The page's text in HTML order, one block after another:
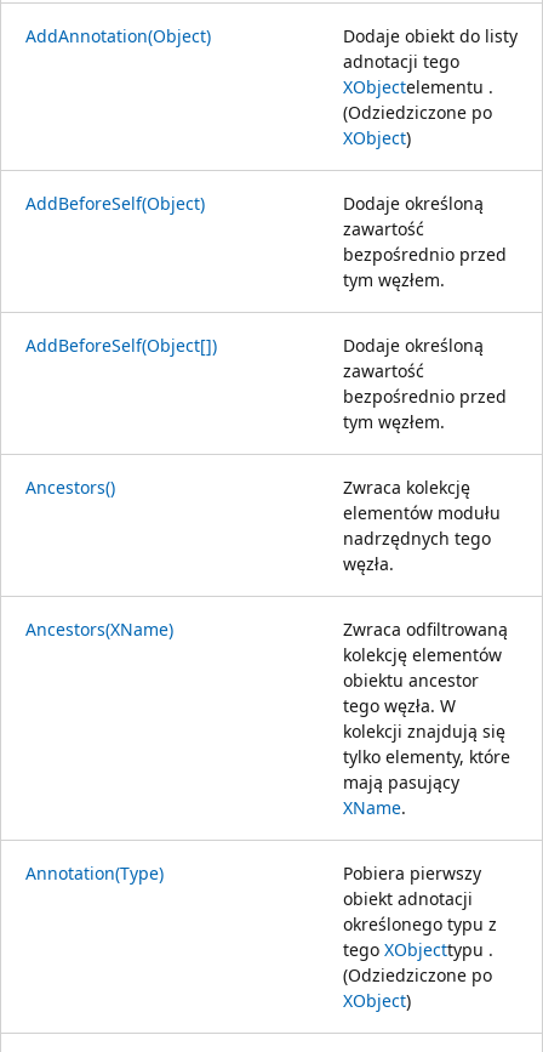
AddAnnotation(Object)
Dodaje obiekt do listy
adnotacji tego
XObjectelementu .
(Odziedziczone po
XObject)
AddBeforeSelf(Object)
Dodaje określoną
zawartość
bezpośrednio przed
tym węzłem.
AddBeforeSelf(Object[])
Dodaje określoną
zawartość
bezpośrednio przed
tym węzłem.
Ancestors()
Zwraca kolekcję
elementów modułu
nadrzędnych tego
węzła.
Ancestors(XName)
Zwraca odfiltrowaną
kolekcję elementów
obiektu ancestor
tego węzła. W
kolekcji znajdują się
tylko elementy, które
mają pasujący
XName.
Annotation(Type)
Pobiera pierwszy
obiekt adnotacji
określonego typu z
tego XObjecttypu .
(Odziedziczone po
XObject)